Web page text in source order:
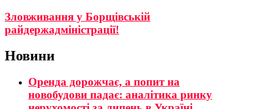
Зловживання у Борщівській
райдержадміністрації!
Новини
Оренда дорожчає, а попит на
новобудови падає: аналітика ринку